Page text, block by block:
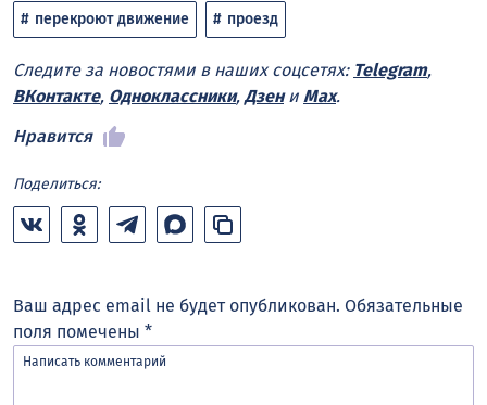
перекроют движение проезд
Следите за новостями в наших соцсетях: Telegram,
ВКонтакте, Одноклассники, Дзени Max.
Нравится
Поделиться:
Ваш адрес email не будет опубликован. Обязательные
поля помечены *